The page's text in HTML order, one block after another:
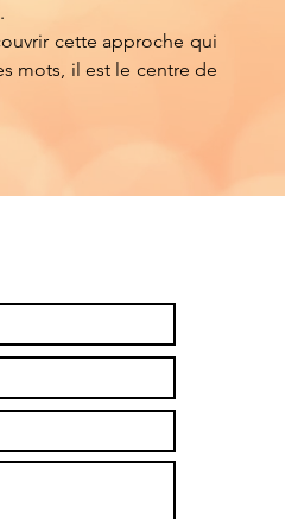
cette approche qui
mots, il est le centre de